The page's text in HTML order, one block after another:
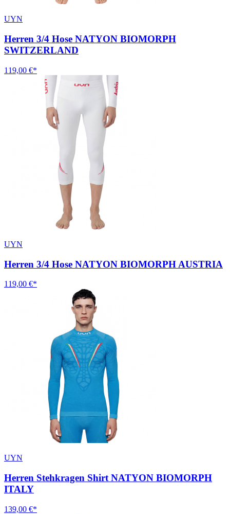
UYN
Herren 3/4 Hose NATYON BIOMORPH
SWITZERLAND
119,00 €*
UYN
Herren 3/4 Hose NATYON BIOMORPH AUSTRIA
119,00 €*
UYN
Herren Stehkragen Shirt NATYON BIOMORPH
ITALY
139,00 €*